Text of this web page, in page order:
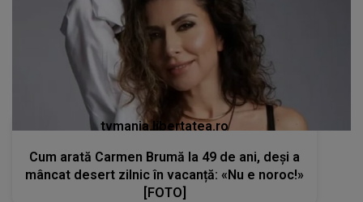
tvmania.libertatea.ro
Cum arată Carmen Brumă la 49 de ani, deși a
mâncat desert zilnic în vacanță: «Nu e noroc!»
[FOTO]